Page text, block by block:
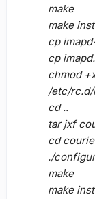
make
make
cp
cp
chmod
/etc/rc.d/
cd ..
tar jxf
cd
./
make
make